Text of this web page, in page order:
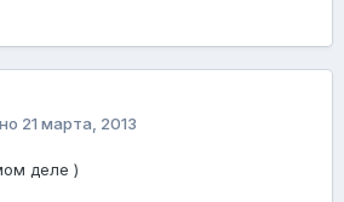
21 марта, 2013
деле )